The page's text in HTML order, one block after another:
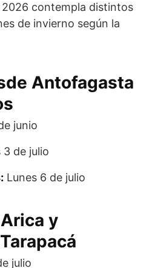
2026 contempla distintos
de invierno según la
Antofagasta
junio
3 de julio
Lunes 6 de julio
y
julio